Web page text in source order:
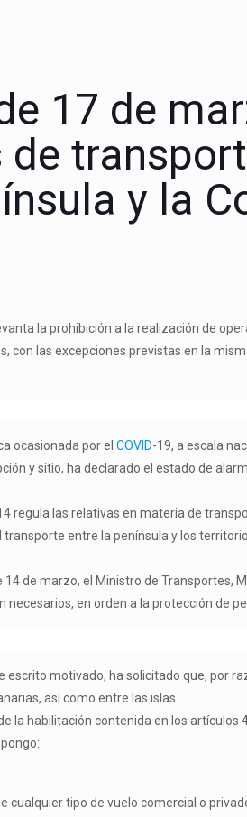
17 de
y la
la prohibición a la realización de
las excepciones previstas en la
ocasionada por el COVID-19, a escala
y sitio, ha declarado el estado de
regula las relativas en materia de
entre la península y los
de marzo, el Ministro de
en orden a la protección de
motivado, ha solicitado que, por
así como entre las islas.
la habilitación contenida en los
cualquier tipo de vuelo comercial o